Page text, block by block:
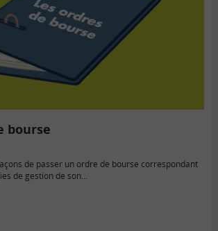
bourse
de passer un ordre de bourse correspondant
de gestion de son…